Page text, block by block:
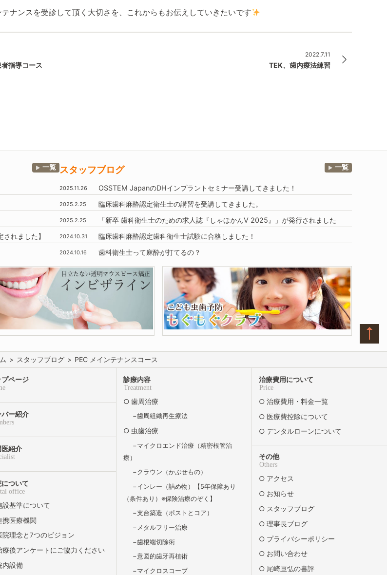
テナンスを受診して頂く大切さを、これからもお伝えしていきたいです
指導コース
2022.7.11
TEK、歯内療法練習
一覧
されました】
スタッフブログ 一覧
2025.11.26 OSSTEM JapanのDHインプラントセミナー受講してきました！
2025.2.25 臨床歯科麻酔認定衛生士の講習を受講してきました。
2025.2.25 「新卒 歯科衛生士のための求人誌『しゃほかんV 2025』」 が発行されました
2024.10.31 臨床歯科麻酔認定歯科衛生士試験に合格しました！
2024.10.16 歯科衛生士って麻酔が打てるの？
> スタッフブログ > PEC メインテナンスコース
プページ
バー紹介
紹介
について
office
設基準について
携医療機関
院理念と7つのビジョン
療後アンケートにご協力ください
内設備
診療内容
Treatment
歯周治療
歯周組織再生療法
虫歯治療
マイクロエンド治療（精密根管治
療）
クラウン（かぶせもの）
インレー（詰め物）【5年保障あり
（条件あり）※保険治療のぞく】
支台築造（ポストとコア）
メタルフリー治療
歯根端切除術
意図的歯牙再植術
マイクロスコープ
治療費用について
Price
治療費用・料金一覧
医療費控除について
デンタルローンについて
その他
Others
アクセス
お知らせ
スタッフブログ
理事長ブログ
プライバシーポリシー
お問い合わせ
尾崎亘弘の書評